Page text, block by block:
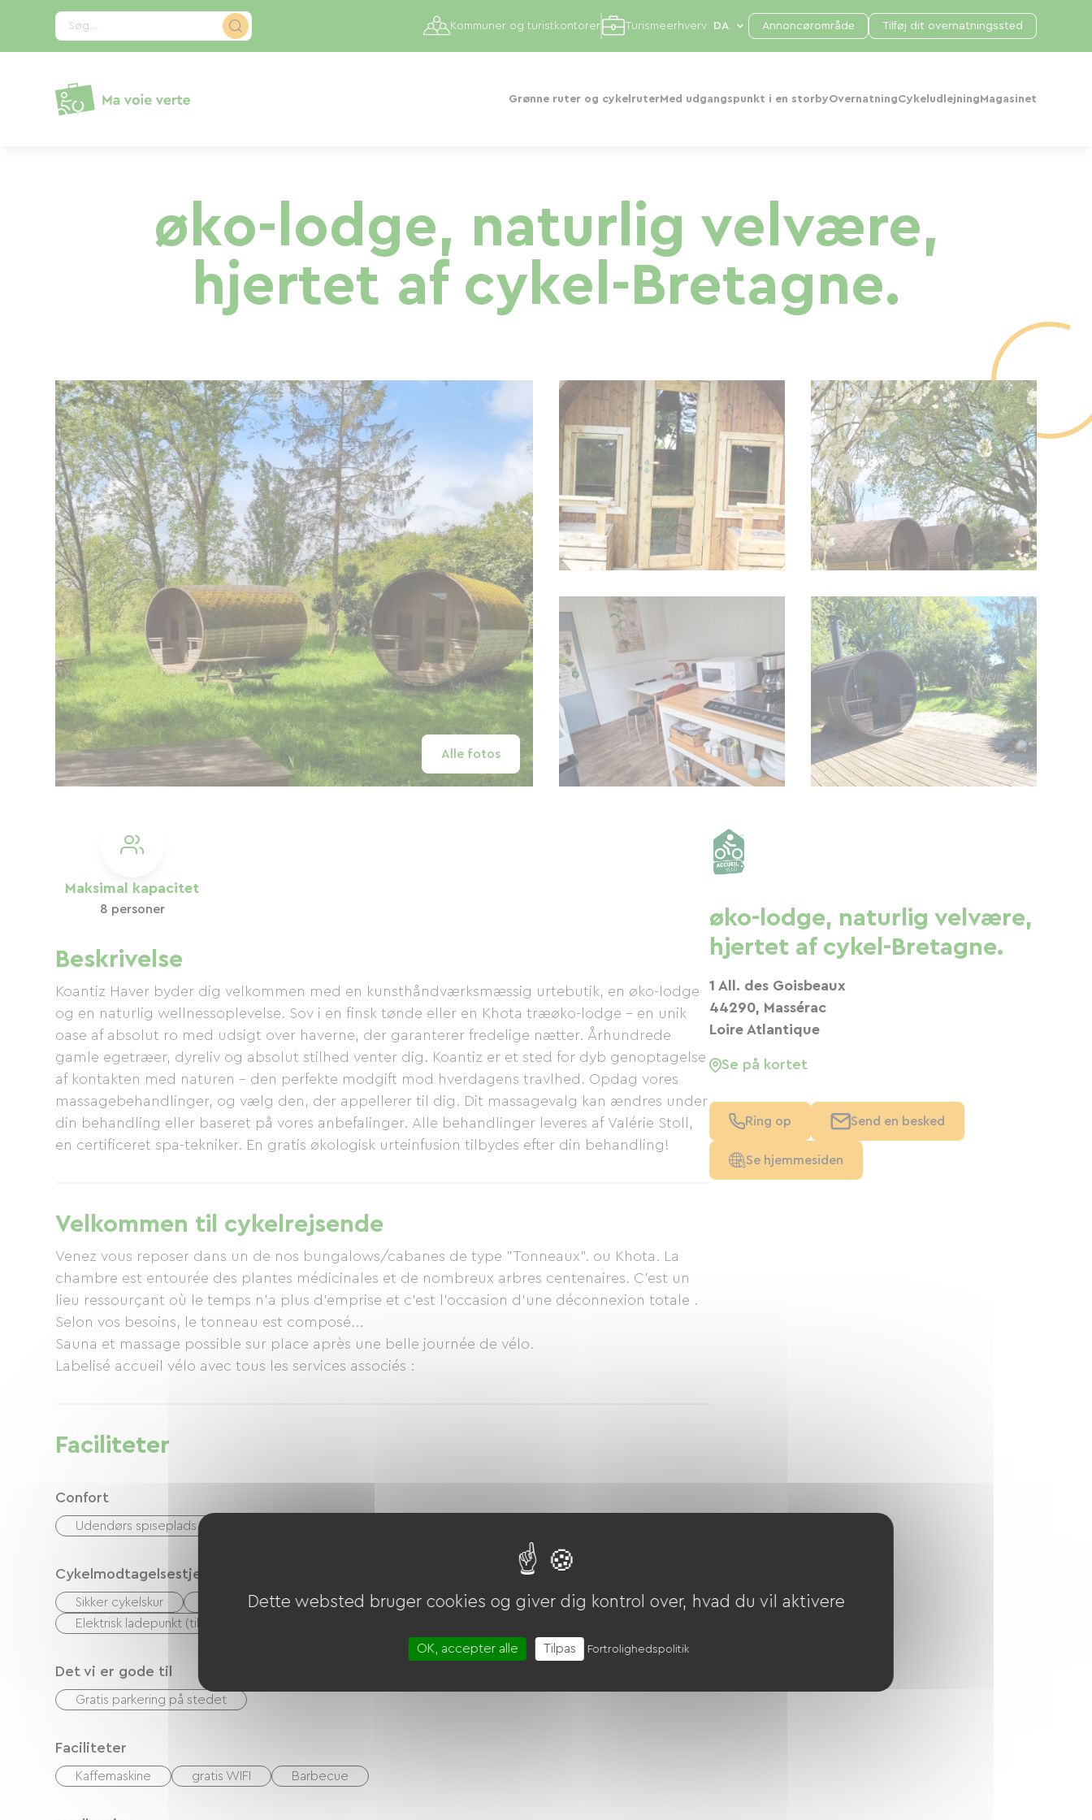
Søg...
Grønne ruter og cykelruterMed udgangspunkt i en storbyOvernatningCykeludlejning Magasinet
Kommuner og turistkontorer Turismeerhverv Annoncørområde Tilføj dit overnatningssted
øko-lodge, naturlig velvære,
hjertet af cykel-Bretagne.
Alle fotos
Maksimal kapacitet
8 personer
Beskrivelse
Koantiz Haver byder dig velkommen med en kunsthåndværksmæssig urtebutik, en øko-lodge
og en naturlig wellnessoplevelse. Sov i en finsk tønde eller en Khota træøko-lodge – en unik
oase af absolut ro med udsigt over haverne, der garanterer fredelige nætter. Århundrede
gamle egetræer, dyreliv og absolut stilhed venter dig. Koantiz er et sted for dyb genoptagelse
af kontakten med naturen – den perfekte modgift mod hverdagens travlhed. Opdag vores
massagebehandlinger, og vælg den, der appellerer til dig. Dit massagevalg kan ændres under
din behandling eller baseret på vores anbefalinger. Alle behandlinger leveres af Valérie Stoll,
en certificeret spa-tekniker. En gratis økologisk urteinfusion tilbydes efter din behandling!
Velkommen til cykelrejsende
Venez vous reposer dans un de nos bungalows/cabanes de type "Tonneaux". ou Khota. La
chambre est entourée des plantes médicinales et de nombreux arbres centenaires. C'est un
lieu ressourçant où le temps n'a plus d'emprise et c'est l'occasion d'une déconnexion totale .
Selon vos besoins, le tonneau est composé...
Sauna et massage possible sur place après une belle journée de vélo.
Labelisé accueil vélo avec tous les services associés :
Faciliteter
Confort
Udendørs spiseplads
Cykelmodtagelsestjenester
Sikker cykelskur Reparationssæt
Udstyr til rengøring af cykler
Elektrisk ladepunkt (til elcykelbatterier, GPS-enheder osv.)
Det vi er gode til
Gratis parkering på stedet
Faciliteter
Kaffemaskine gratis WIFI Barbecue
øko-lodge, naturlig velvære,
hjertet af cykel-Bretagne.
1 All. des Goisbeaux
44290, Massérac
Loire Atlantique
Se på kortet
Ring op Send en besked
Se hjemmesiden
CCookie-styringspanel
Dette websted bruger cookies og giver dig kontrol over, hvad du vil aktivere
OK, accepter alle Tilpas Fortrolighedspolitik